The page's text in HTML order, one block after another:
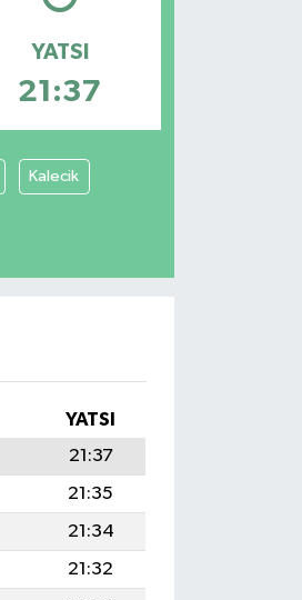
YATSI
21:37
Kalecik
YATSI
21:37
21:35
21:34
21:32